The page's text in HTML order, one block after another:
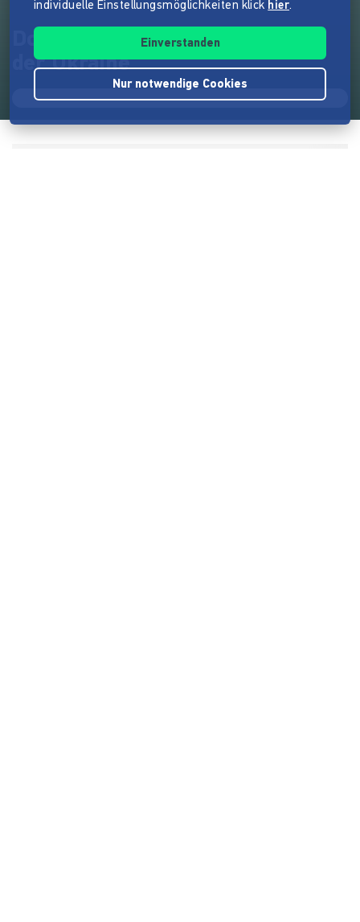
Dopyo - ein Bett für die Kinder
der Ukraine
individuelle Einstellungsmöglichkeiten klick hier.
Einverstanden
Nur notwendige Cookies